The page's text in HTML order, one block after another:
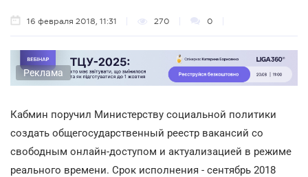
16 февраля 2018, 11:31 270 0
Реклама
Кабмин поручил Министерству социальной политики
создать общегосударственный реестр вакансий со
свободным онлайн-доступом и актуализацией в режиме
реального времени. Срок исполнения - сентябрь 2018